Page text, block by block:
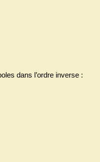
dans l’ordre inverse :